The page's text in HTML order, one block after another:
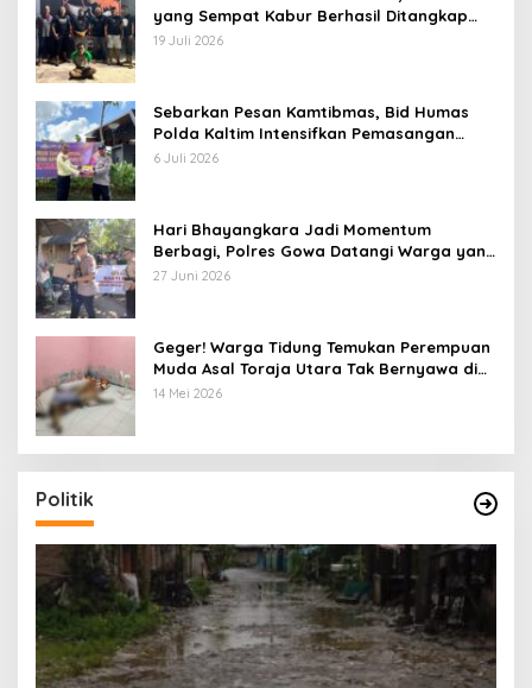
yang Sempat Kabur Berhasil Ditangkap
Tim Gabungan di Jeneponto
19 Juli 2026
Sebarkan Pesan Kamtibmas, Bid Humas
Polda Kaltim Intensifkan Pemasangan
Spanduk serta Pembagian Stiker
6 Juli 2026
Hari Bhayangkara Jadi Momentum
Berbagi, Polres Gowa Datangi Warga yang
Membutuhkan
27 Juni 2026
Geger! Warga Tidung Temukan Perempuan
Muda Asal Toraja Utara Tak Bernyawa di
Kamar Kos
14 Mei 2026
Politik